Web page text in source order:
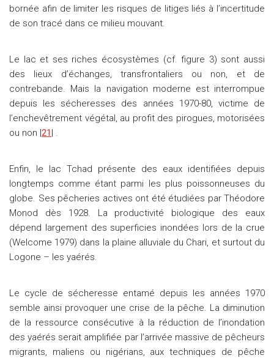
bornée afin de limiter les risques de litiges liés à l’incertitude
de son tracé dans ce milieu mouvant.
Le lac et ses riches écosystèmes (cf. figure 3) sont aussi
des lieux d’échanges, transfrontaliers ou non, et de
contrebande. Mais la navigation moderne est interrompue
depuis les sécheresses des années 1970-80, victime de
l’enchevêtrement végétal, au profit des pirogues, motorisées
ou non |21 | .
Enfin, le lac Tchad présente des eaux identifiées depuis
longtemps comme étant parmi les plus poissonneuses du
globe. Ses pêcheries actives ont été étudiées par Théodore
Monod dès 1928. La productivité biologique des eaux
dépend largement des superficies inondées lors de la crue
(Welcome 1979) dans la plaine alluviale du Chari, et surtout du
Logone – les yaérés.
Le cycle de sécheresse entamé depuis les années 1970
semble ainsi provoquer une crise de la pêche. La diminution
de la ressource consécutive à la réduction de l’inondation
des yaérés serait amplifiée par l’arrivée massive de pêcheurs
migrants, maliens ou nigérians, aux techniques de pêche